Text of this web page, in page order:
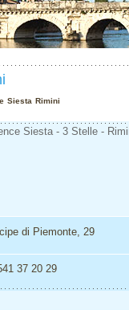
Siesta Rimini
Siesta - 3 Stelle -
di Piemonte, 29
37 20 29